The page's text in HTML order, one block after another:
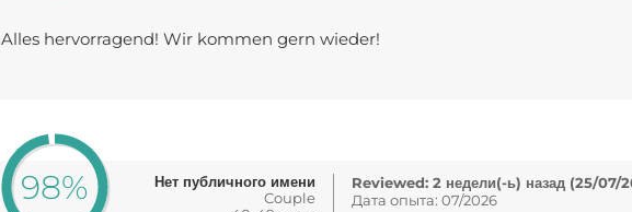
Alles hervorragend! Wir kommen gern wieder!
98%
Нет публичного имени
Couple
Reviewed: 2 недели(-ь) назад (25/07/
Дата опыта: 07/2026